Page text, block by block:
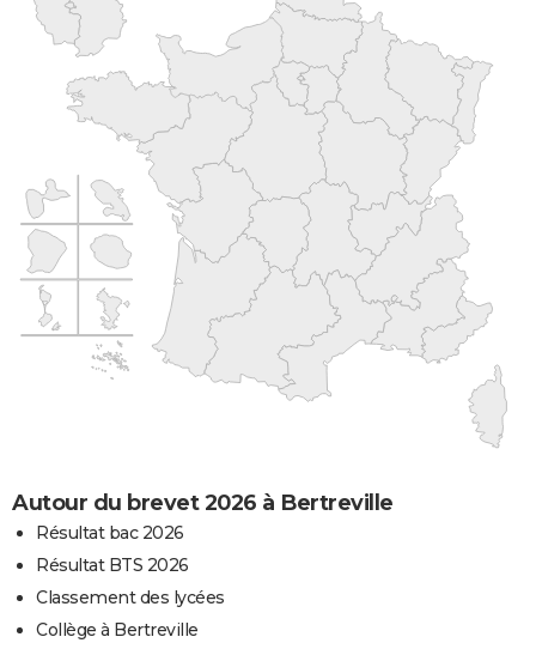
Autour du brevet 2026 à Bertreville
Résultat bac 2026
Résultat BTS 2026
Classement des lycées
Collège à Bertreville